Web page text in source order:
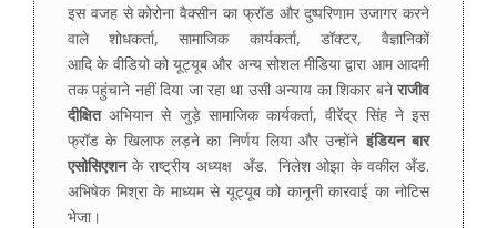
इस वजह से कोरोना वैक्सीन का फ्रॉड और दुष्परिणाम उजागर करने
वाले शोधकर्ता, सामाजिक कार्यकर्ता, डॉक्टर, वैज्ञानिकों
आदि के वीडियो को यूट्यूब और अन्य सोशल मीडिया द्वारा आम आदमी
तक पहुंचाने नहीं दिया जा रहा था उसी अन्याय का शिकार बनेराजीव
दीक्षितअभियान से जुड़े सामाजिक कार्यकर्ता, वीरेंद्र सिंह ने इस
फ्रॉड के खिलाफ लड़ने का निर्णय लिया और उन्होंनेइंडियन बार
एसोसिएशनके राष्ट्रीय अध्यक्ष अँड. निलेश ओझा के वकील अँड.
अभिषेक मिश्रा के माध्यम से यूट्यूब को कानूनी कारवाई का नोटिस
भेजा।